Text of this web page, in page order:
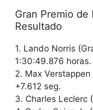
Gran Premio de
Resultado
1. Lando Norris
1:30:49.876 horas.
2. Max Verstappen
+7.612 seg.
3. Charles Leclerc